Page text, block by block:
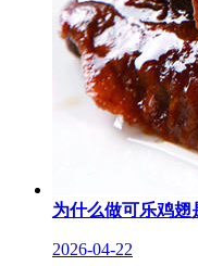
为什么做可乐鸡翅
2026-04-22